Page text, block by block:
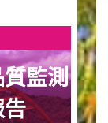
監測
告